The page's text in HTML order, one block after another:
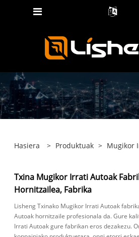
Hasiera > Produktuak > Mugikor
Txina Mugikor Irrati Autoak
Hornitzailea, Fabrika
Lisheng Txinako Mugikor Irrati Autoak
Autoak hornitzaile profesionala da. Gure
Irrati Autoak gure fabrikan eros dezakezu.